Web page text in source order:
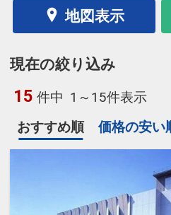
地図表示
現在の絞り込み
15 件中 1～15件表示
おすすめ順
価格の安い